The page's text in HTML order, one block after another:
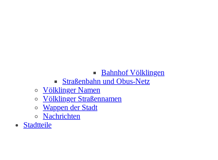
Bahnhof Völklingen
Straßenbahn und Obus-Netz
Völklinger Namen
Völklinger Straßennamen
Wappen der Stadt
Nachrichten
Stadtteile